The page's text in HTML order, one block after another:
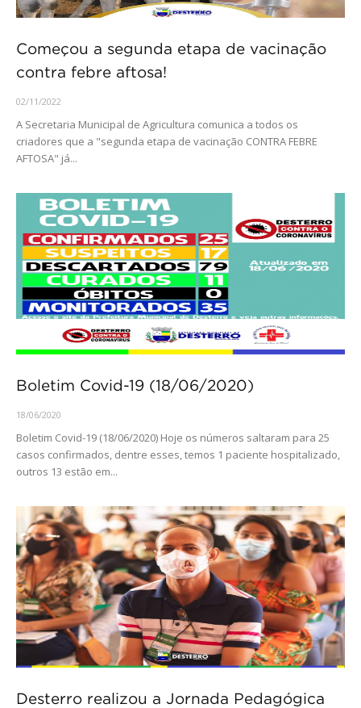
Começou a segunda etapa de vacinação
contra febre aftosa!
02/11/2022
A Secretaria Municipal de Agricultura comunica a todos os
criadores que a "segunda etapa de vacinação CONTRA FEBRE
AFTOSA" já...
Boletim Covid-19 (18/06/2020)
18/06/2020
Boletim Covid-19 (18/06/2020) Hoje os números saltaram para 25
casos confirmados, dentre esses, temos 1 paciente hospitalizado,
outros 13 estão em...
Desterro realizou a Jornada Pedagógica